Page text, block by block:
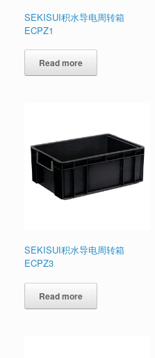
SEKISUI积水导电周转箱
ECPZ1
Read more
SEKISUI积水导电周转箱
ECPZ3
Read more